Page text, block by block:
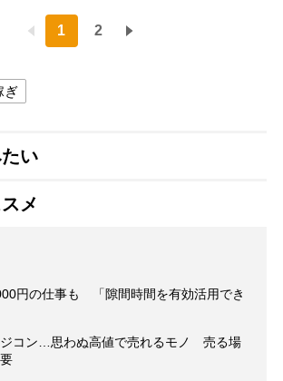
1 2
ぎ
い
メ
円の仕事も 「隙間時間を有効活用でき
ジコン…思わぬ高値で売れるモノ 売る場